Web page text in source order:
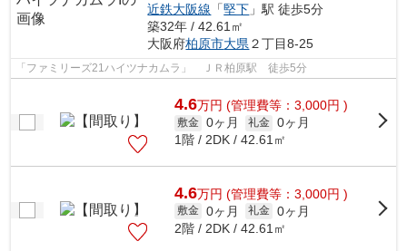
近鉄大阪線 「堅下 」駅 徒歩5分
築32年 / 42.61㎡
大阪府柏原市大県 ２丁目8-25
「ファミリーズ21ハイツナカムラ」 ＪＲ柏原駅 徒歩5分
4.6万円 (管理費等：3,000円 )
敷金 0ヶ月 礼金 0ヶ月
1階 / 2DK / 42.61㎡
4.6万円 (管理費等：3,000円 )
敷金 0ヶ月 礼金 0ヶ月
2階 / 2DK / 42.61㎡